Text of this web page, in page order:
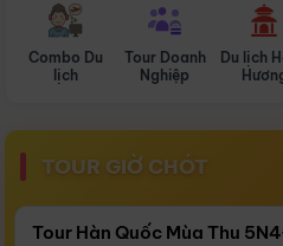
Combo Du
lịch
Tour Doanh
Nghiệp
Du lịch
TOUR GIỜ CHÓT
Còn17 ngày 09:52:48
Tour Hàn Quốc Mùa Thu